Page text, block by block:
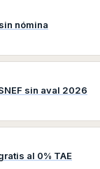
nómina
sin aval 2026
al 0% TAE